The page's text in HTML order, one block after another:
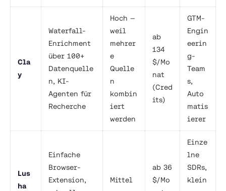
Cla
y
Waterfall-
Enrichment
über 100+
Datenquelle
n, KI-
Agenten für
Recherche
Hoch —
weil
mehrer
e
Quelle
n
kombin
iert
werden
ab
134
$/Mo
nat
(Cred
its)
GTM-
Engin
eerin
g-
Team
s,
Auto
matis
ierer
Lus
ha
Einfache
Browser-
Extension,
Mittel
ab 36
$/Mo
Einze
lne
SDRs,
klein